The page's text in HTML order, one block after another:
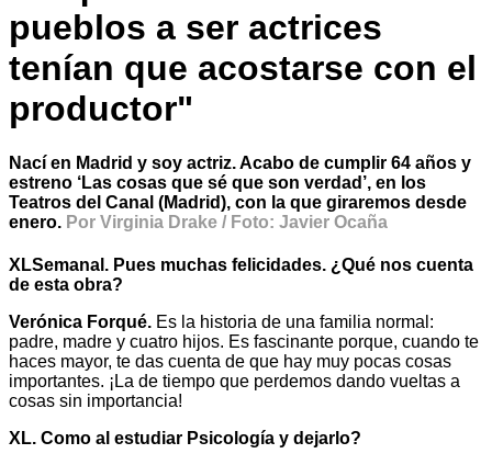
pueblos a ser actrices
tenían que acostarse con el
productor"
Nací en Madrid y soy actriz. Acabo de cumplir 64 años y
estreno ‘Las cosas que sé que son verdad’, en los
Teatros del Canal (Madrid), con la que giraremos desde
enero. Por Virginia Drake / Foto: Javier Ocaña
XLSemanal. Pues muchas felicidades. ¿Qué nos cuenta
de esta obra?
Verónica Forqué. Es la historia de una familia normal:
padre, madre y cuatro hijos. Es fascinante porque, cuando te
haces mayor, te das cuenta de que hay muy pocas cosas
importantes. ¡La de tiempo que perdemos dando vueltas a
cosas sin importancia!
XL. Como al estudiar Psicología y dejarlo?